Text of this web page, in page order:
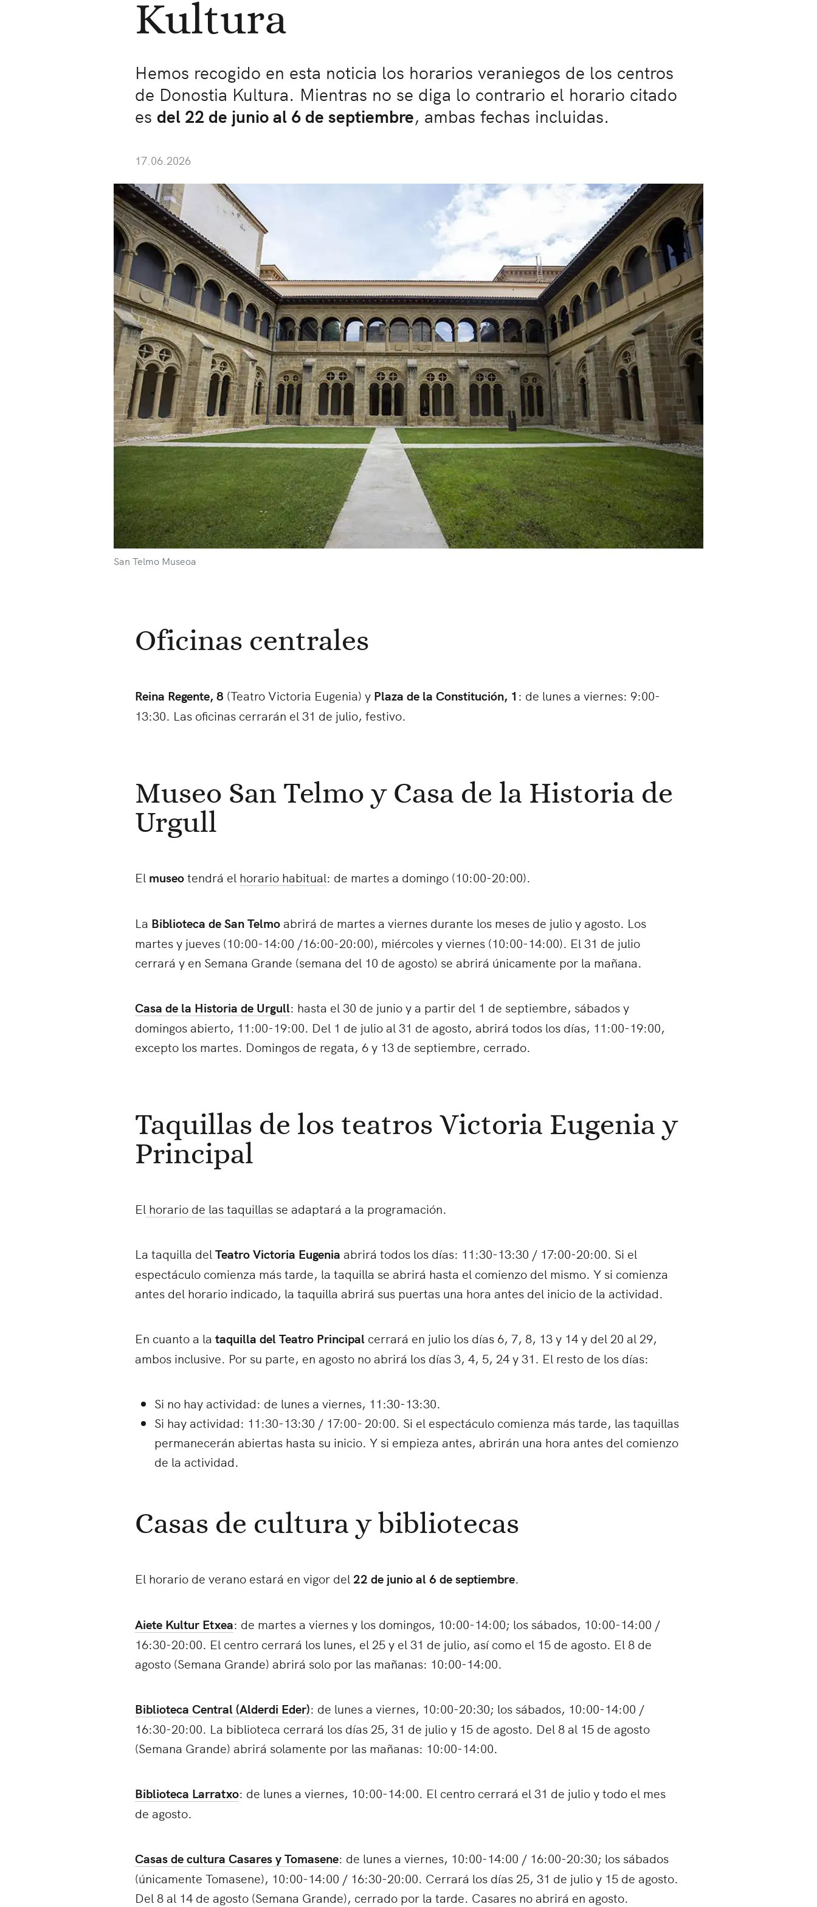
Kultura
Hemos recogido en esta noticia los horarios veraniegos de los centros
de Donostia Kultura. Mientras no se diga lo contrario el horario citado
es del 22 de junio al 6 de septiembre, ambas fechas incluidas.
17.06.2026
San Telmo Museoa
Oficinas centrales
Reina Regente, 8 (Teatro Victoria Eugenia) y Plaza de la Constitución, 1 : de lunes a viernes: 9:00-
13:30. Las oficinas cerrarán el 31 de julio, festivo.
Museo San Telmo y Casa de la Historia de
Urgull
El museotendrá el horario habitual: de martes a domingo (10:00-20:00).
La Biblioteca de San Telmo abrirá de martes a viernes durante los meses de julio y agosto. Los
martes y jueves (10:00-14:00 /16:00-20:00), miércoles y viernes (10:00-14:00). El 31 de julio
cerrará y en Semana Grande (semana del 10 de agosto) se abrirá únicamente por la mañana.
Casa de la Historia de Urgull: hasta el 30 de junio y a partir del 1 de septiembre, sábados y
domingos abierto, 11:00-19:00. Del 1 de julio al 31 de agosto, abrirá todos los días, 11:00-19:00,
excepto los martes. Domingos de regata, 6 y 13 de septiembre, cerrado.
Taquillas de los teatros Victoria Eugenia y
Principal
El horario de las taquillas se adaptará a la programación.
La taquilla del Teatro Victoria Eugenia abrirá todos los días: 11:30-13:30 / 17:00-20:00. Si el
espectáculo comienza más tarde, la taquilla se abrirá hasta el comienzo del mismo. Y si comienza
antes del horario indicado, la taquilla abrirá sus puertas una hora antes del inicio de la actividad.
En cuanto a la taquilla del Teatro Principal cerrará en julio los días 6, 7, 8, 13 y 14 y del 20 al 29,
ambos inclusive. Por su parte, en agosto no abrirá los días 3, 4, 5, 24 y 31. El resto de los días:
Si no hay actividad: de lunes a viernes, 11:30-13:30.
Si hay actividad: 11:30-13:30 / 17:00- 20:00. Si el espectáculo comienza más tarde, las taquillas
permanecerán abiertas hasta su inicio. Y si empieza antes, abrirán una hora antes del comienzo
de la actividad.
Casas de cultura y bibliotecas
El horario de verano estará en vigor del 22 de junio al 6 de septiembre.
Aiete Kultur Etxea: de martes a viernes y los domingos, 10:00-14:00; los sábados, 10:00-14:00 /
16:30-20:00. El centro cerrará los lunes, el 25 y el 31 de julio, así como el 15 de agosto. El 8 de
agosto (Semana Grande) abrirá solo por las mañanas: 10:00-14:00.
Biblioteca Central (Alderdi Eder): de lunes a viernes, 10:00-20:30; los sábados, 10:00-14:00 /
16:30-20:00. La biblioteca cerrará los días 25, 31 de julio y 15 de agosto. Del 8 al 15 de agosto
(Semana Grande) abrirá solamente por las mañanas: 10:00-14:00.
Biblioteca Larratxo: de lunes a viernes, 10:00-14:00. El centro cerrará el 31 de julio y todo el mes
de agosto.
Casas de cultura Casares y Tomasene: de lunes a viernes, 10:00-14:00 / 16:00-20:30; los sábados
(únicamente Tomasene), 10:00-14:00 / 16:30-20:00. Cerrará los días 25, 31 de julio y 15 de agosto.
Del 8 al 14 de agosto (Semana Grande), cerrado por la tarde. Casares no abrirá en agosto.